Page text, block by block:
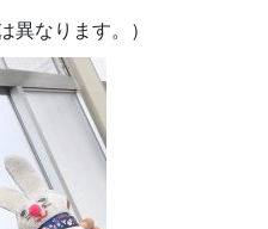
異なります。）